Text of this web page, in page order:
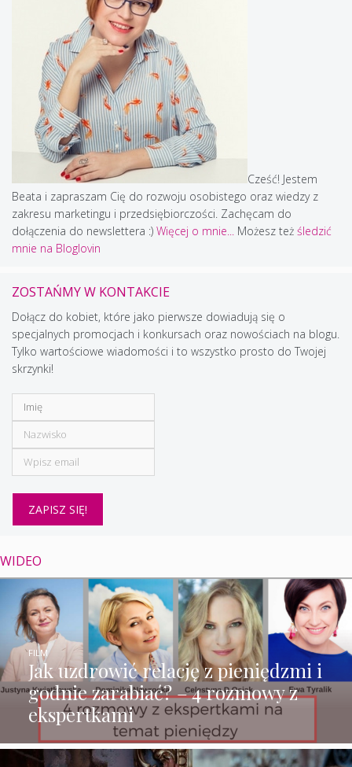
Cześć! Jestem
Beata i zapraszam Cię do rozwoju osobistego oraz wiedzy z
zakresu marketingu i przedsiębiorczości. Zachęcam do
dołączenia do newslettera :) Więcej o mnie... Możesz też śledzić
mnie na Bloglovin
ZOSTAŃMY W KONTAKCIE
Dołącz do kobiet, które jako pierwsze dowiadują się o
specjalnych promocjach i konkursach oraz nowościach na blogu.
Tylko wartościowe wiadomości i to wszystko prosto do Twojej
skrzynki!
WIDEO
Jak uzdrowić relację z pieniędzmi i
godnie zarabiać? – 4 rozmowy z
ekspertkami
FILM